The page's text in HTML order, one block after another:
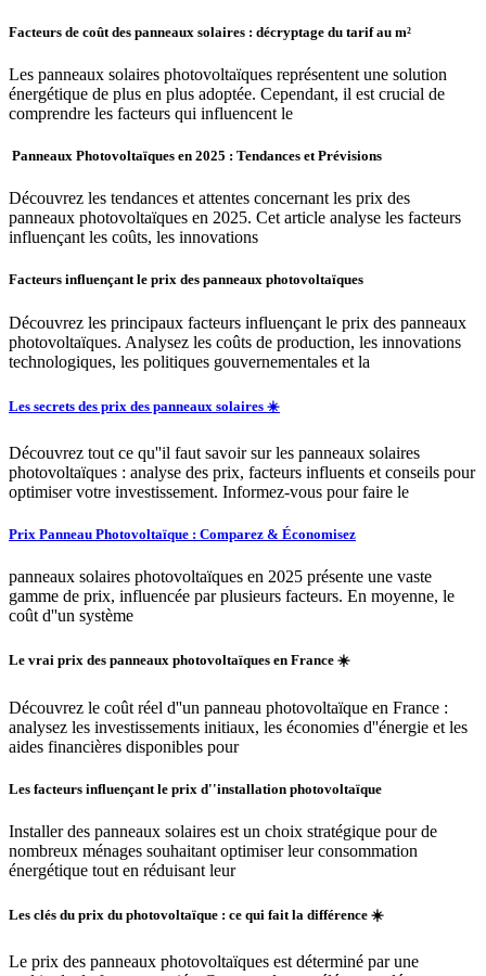
Facteurs de coût des panneaux solaires : décryptage du tarif au m²
Les panneaux solaires photovoltaïques représentent une solution
énergétique de plus en plus adoptée. Cependant, il est crucial de
comprendre les facteurs qui influencent le
️ Panneaux Photovoltaïques en 2025 : Tendances et Prévisions
Découvrez les tendances et attentes concernant les prix des
panneaux photovoltaïques en 2025. Cet article analyse les facteurs
influençant les coûts, les innovations
Facteurs influençant le prix des panneaux photovoltaïques
Découvrez les principaux facteurs influençant le prix des panneaux
photovoltaïques. Analysez les coûts de production, les innovations
technologiques, les politiques gouvernementales et la
Les secrets des prix des panneaux solaires ☀️
Découvrez tout ce qu''il faut savoir sur les panneaux solaires
photovoltaïques : analyse des prix, facteurs influents et conseils pour
optimiser votre investissement. Informez-vous pour faire le
Prix Panneau Photovoltaïque : Comparez & Économisez
panneaux solaires photovoltaïques en 2025 présente une vaste
gamme de prix, influencée par plusieurs facteurs. En moyenne, le
coût d''un système
Le vrai prix des panneaux photovoltaïques en France ☀️
Découvrez le coût réel d''un panneau photovoltaïque en France :
analysez les investissements initiaux, les économies d''énergie et les
aides financières disponibles pour
Les facteurs influençant le prix d''installation photovoltaïque
Installer des panneaux solaires est un choix stratégique pour de
nombreux ménages souhaitant optimiser leur consommation
énergétique tout en réduisant leur
Les clés du prix du photovoltaïque : ce qui fait la différence ☀️
Le prix des panneaux photovoltaïques est déterminé par une